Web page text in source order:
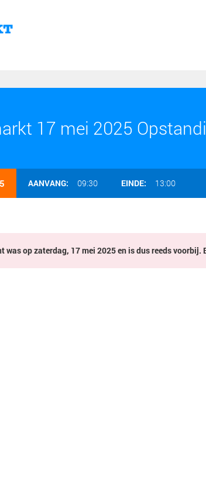
17 mei 2025
AANVANG: 09:30 EINDE: 13:00
was op zaterdag, 17 mei 2025 en is dus reeds voorbij.